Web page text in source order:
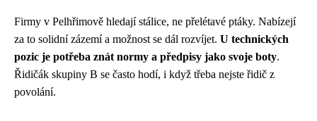
Firmy v Pelhřimově hledají stálice, ne přelétavé ptáky. Nabízejí
za to solidní zázemí a možnost se dál rozvíjet. U technických
pozic je potřeba znát normy a předpisy jako svoje boty.
Řidičák skupiny B se často hodí, i když třeba nejste řidič z
povolání.